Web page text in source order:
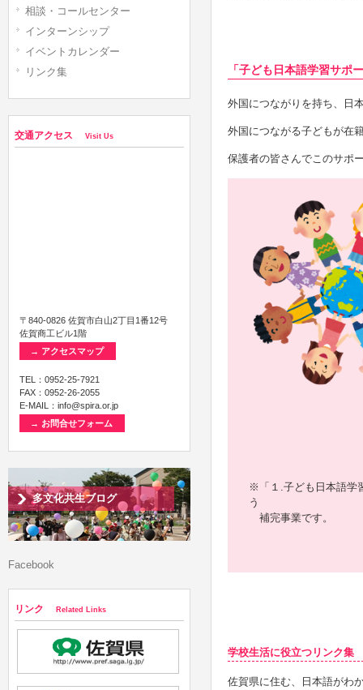
「子ども日本語学習サポ
外国につながりを持ち、日
外国につながる子どもが在
保護者の皆さんでこのサポ
※「１.子ども日本語学
う
補完事業です。
学校生活に役立つリンク集
佐賀県に住む、日本語がわ
相談・コールセンター
インターンシップ
イベントカレンダー
リンク集
交通アクセス Visit Us
〒840-0826 佐賀市白山2丁目1番12号
佐賀商工ビル1階
→ アクセスマップ
TEL：0952-25-7921
FAX：0952-26-2055
E-MAIL：info@spira.or.jp
→ お問合せフォーム
多文化共生ブログ
Facebook
リンク Related Links